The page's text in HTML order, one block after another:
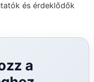
és érdeklődők
a